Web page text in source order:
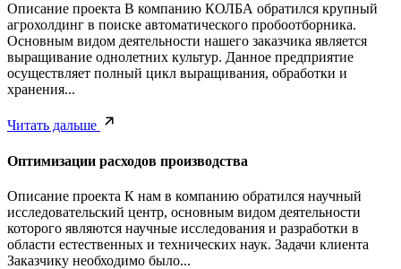
Описание проекта В компанию КОЛБА обратился крупный
агрохолдинг в поиске автоматического пробоотборника.
Основным видом деятельности нашего заказчика является
выращивание однолетних культур. Данное предприятие
осуществляет полный цикл выращивания, обработки и
хранения...
Читать дальше
Оптимизации расходов производства
Описание проекта К нам в компанию обратился научный
исследовательский центр, основным видом деятельности
которого являются научные исследования и разработки в
области естественных и технических наук. Задачи клиента
Заказчику необходимо было...